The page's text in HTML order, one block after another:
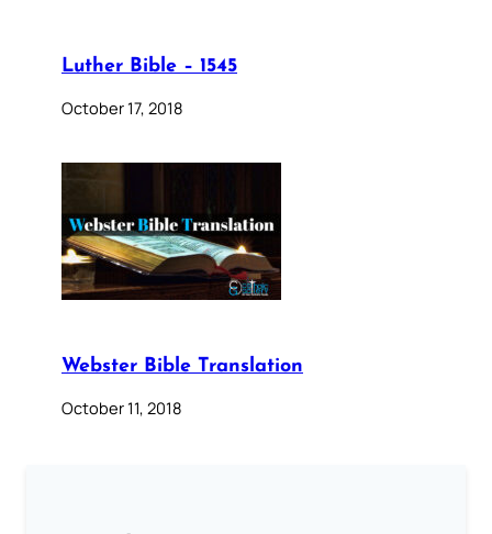
Luther Bible – 1545
October 17, 2018
Webster Bible Translation
October 11, 2018